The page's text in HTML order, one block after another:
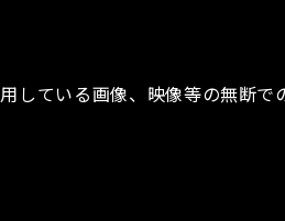
している画像、映像等の無断で